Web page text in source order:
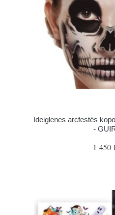
Ideiglenes arcfestés
-
1 450